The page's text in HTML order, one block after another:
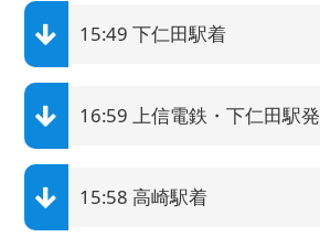
15:49 下仁田駅着
16:59 上信電鉄・下仁田駅発
15:58 高崎駅着